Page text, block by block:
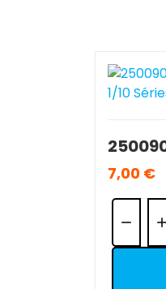
7,00 €
Quantité: